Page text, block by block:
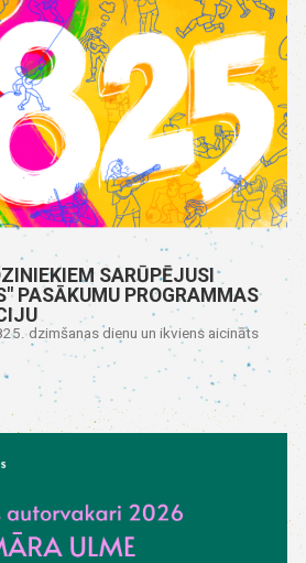
SARŪPĒJUSI
PASĀKUMU PROGRAMMAS
dzimšanas dienu un ikviens aicināts